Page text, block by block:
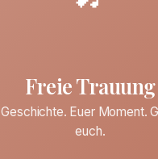
Freie Trauung
Euer Moment.
euch.